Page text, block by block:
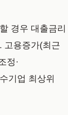
경우 대출금리
고용증가(최근
정·
기업 최상위